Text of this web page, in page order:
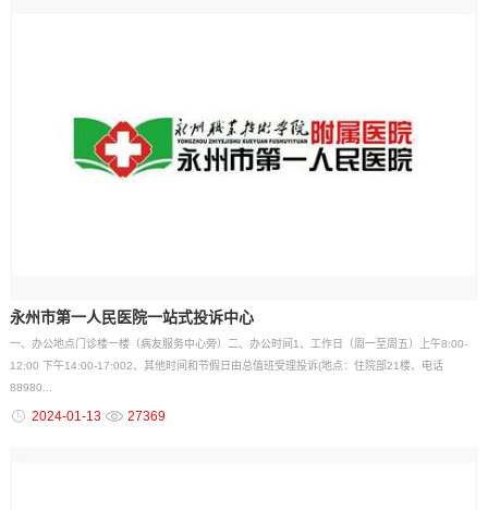
永州市第一人民医院一站式投诉中心
一、办公地点门诊楼一楼（病友服务中心旁）二、办公时间1、工作日（周一至周五）上午8:00-
12:00 下午14:00-17:002、其他时间和节假日由总值班受理投诉(地点：住院部21楼、电话
88980...
2024-01-13 27369